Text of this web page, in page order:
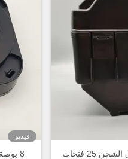
8 بوصة سوداء وافر صندوق الشحن 25 فتحات
فيديو